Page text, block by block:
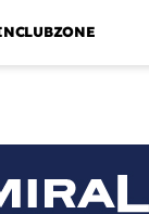
CLUBZONE